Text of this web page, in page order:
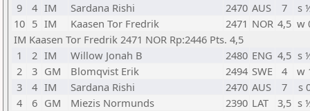
9
4 IM Sardana Rishi 2470 AUS 7
s
10 5 IM Kaasen Tor Fredrik 2471 NOR 4,5 w
IM Kaasen Tor Fredrik 2471 NOR Rp:2446 Pts. 4,5
1
2 IM Willow Jonah B 2480 ENG 4,5 s
2
3 GM Blomqvist Erik 2494 SWE 4
w
3
4 IM Sardana Rishi 2470 AUS 7
s
4
6 GM Miezis Normunds 2390 LAT 3,5 s